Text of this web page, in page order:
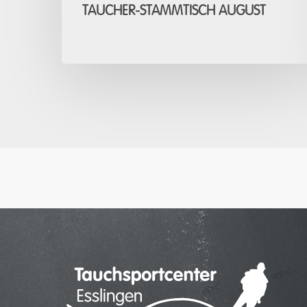
TAUCHER-STAMMTISCH AUGUST